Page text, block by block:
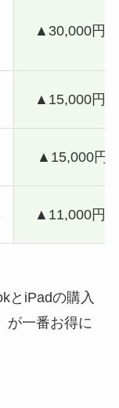
▲30,000円
▲15,000円
▲15,000円
▲11,000円
とiPadの購入
が一番お得に